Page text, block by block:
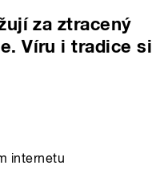
za ztracený
Víru i tradice si
internetu